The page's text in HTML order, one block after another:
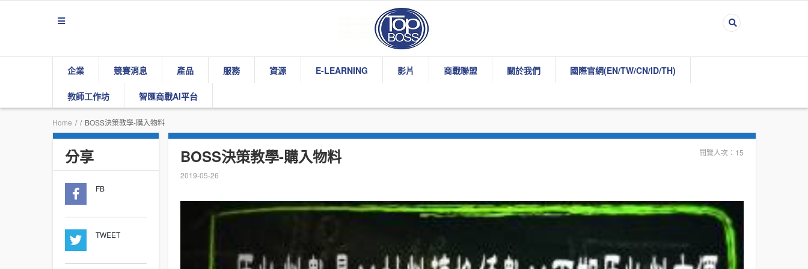
企業 競賽消息 產品 服務 資源 E-LEARNING 影片 商戰聯盟 關於我們 國際官網(EN/TW/CN/ID/TH)
教師工作坊 智匯商戰AI平台
Home / / BOSS決策教學-購入物料
分享
FB
TWEET
BOSS決策教學-購入物料
2019-05-26
閱覽人次：15